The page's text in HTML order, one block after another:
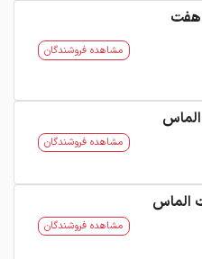
ورق رنگی آبی 0.35 عرض1.25 هفت
مشاهده فروشندگان
مشاهده فروشندگان
مشاهده فروشندگان